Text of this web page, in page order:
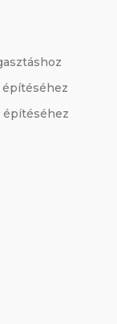
építéséhez